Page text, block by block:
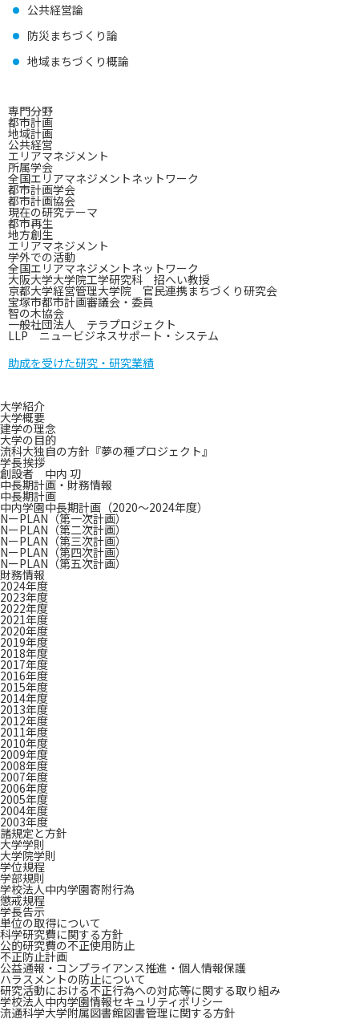
公共経営論
防災まちづくり論
地域まちづくり概論
専門分野
都市計画
地域計画
公共経営
エリアマネジメント
所属学会
全国エリアマネジメントネットワーク
都市計画学会
都市計画協会
現在の研究テーマ
都市再生
地方創生
エリアマネジメント
学外での活動
全国エリアマネジメントネットワーク
大阪大学大学院工学研究科 招へい教授
京都大学経営管理大学院 官民連携まちづくり研究会
宝塚市都市計画審議会・委員
智の木協会
一般社団法人 テラプロジェクト
LLP ニュービジネスサポート・システム
助成を受けた研究・研究業績
サ
イ
ド
ナ
ビ
ゲ
ー
シ
ョ
ン
サ
イ
ト
ナ
ビ
大学紹介
大学概要
建学の理念
大学の目的
流科大独自の方針『夢の種プロジェクト』
学長挨拶
創設者 中内 㓛
中長期計画・財務情報
中長期計画
中内学園中長期計画（2020～2024年度）
NーPLAN（第一次計画）
NーPLAN（第二次計画）
NーPLAN（第三次計画）
NーPLAN（第四次計画）
NーPLAN（第五次計画）
財務情報
2024年度
2023年度
2022年度
2021年度
2020年度
2019年度
2018年度
2017年度
2016年度
2015年度
2014年度
2013年度
2012年度
2011年度
2010年度
2009年度
2008年度
2007年度
2006年度
2005年度
2004年度
2003年度
諸規定と方針
大学学則
大学院学則
学位規程
学部規則
学校法人中内学園寄附行為
懲戒規程
学長告示
単位の取得について
科学研究費に関する方針
公的研究費の不正使用防止
不正防止計画
公益通報・コンプライアンス推進・個人情報保護
ハラスメントの防止について
研究活動における不正行為への対応等に関する取り組み
学校法人中内学園情報セキュリティポリシー
流通科学大学附属図書館図書管理に関する方針